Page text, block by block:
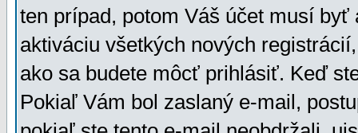
ten prípad, potom Váš účet musí
aktiváciu všetkých nových
ako sa budete môcť prihlásiť. Keď
Pokiaľ Vám bol zaslaný e-mail,